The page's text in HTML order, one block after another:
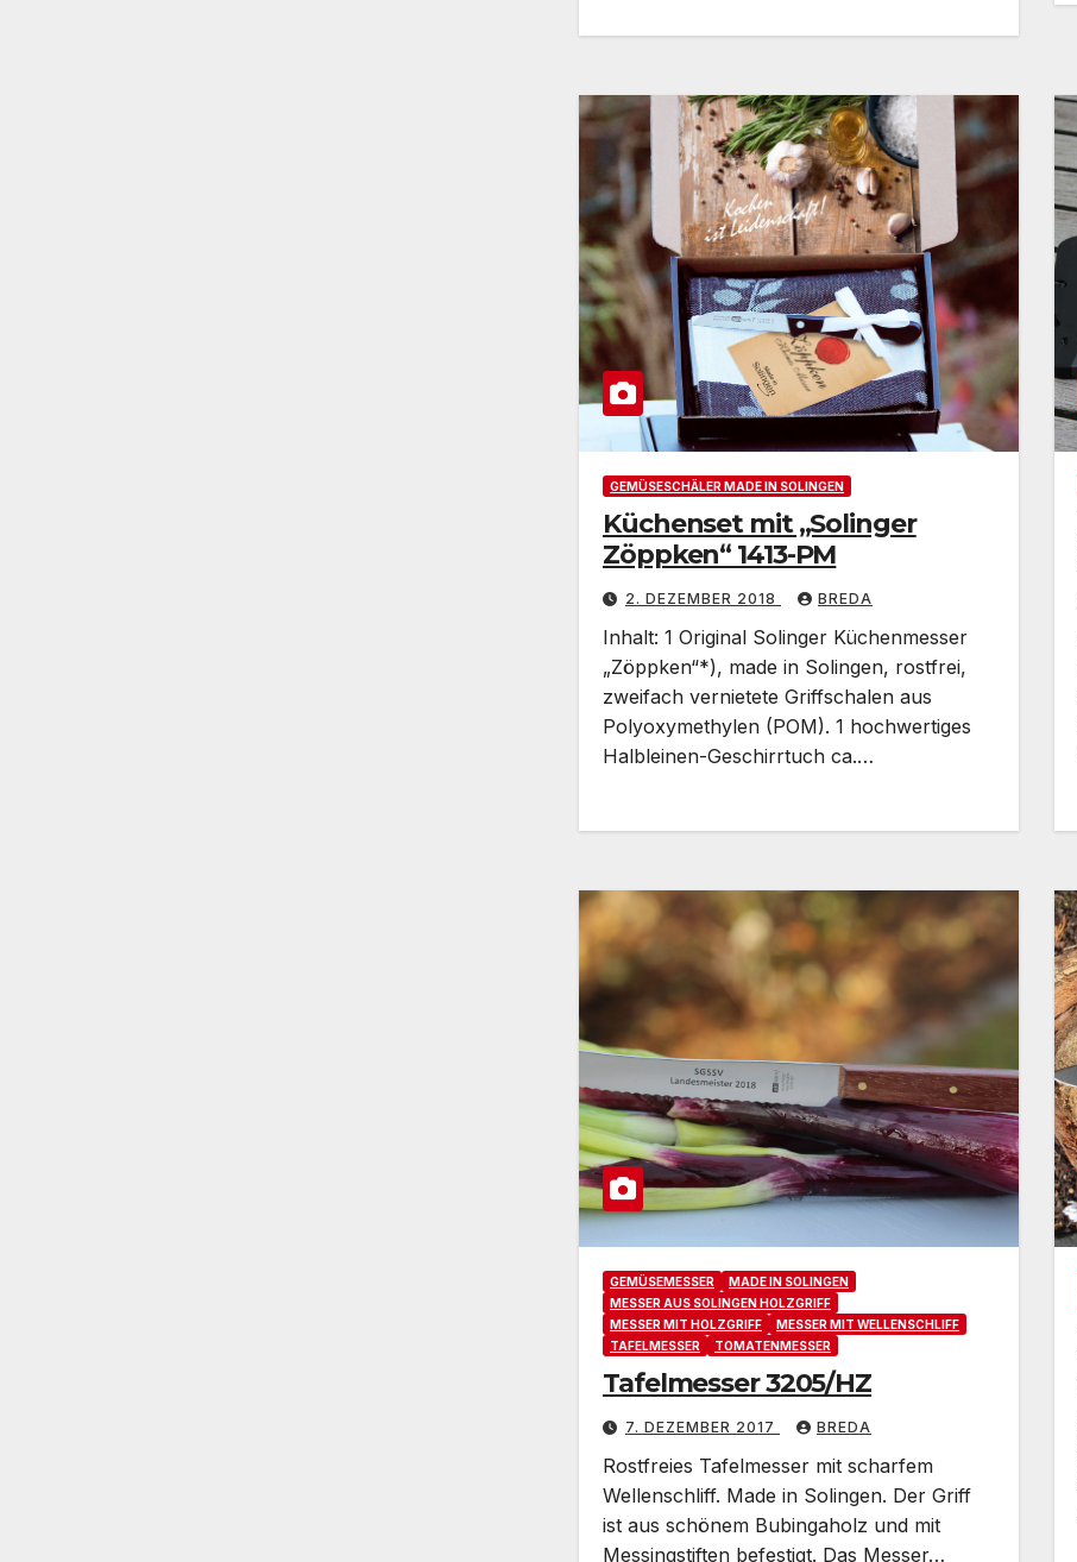
GEMÜSESCHÄLER MADE IN SOLINGEN
Küchenset mit „Solinger
Zöppken“ 1413-PM
2. DEZEMBER 2018 BREDA
Inhalt: 1 Original Solinger Küchenmesser
„Zöppken“*), made in Solingen, rostfrei,
zweifach vernietete Griffschalen aus
Polyoxymethylen (POM). 1 hochwertiges
Halbleinen-Geschirrtuch ca.…
GEMÜSEMESSER
MADE IN SOLINGEN
MESSER AUS SOLINGEN HOLZGRIFF
MESSER MIT HOLZGRIFF
MESSER MIT WELLENSCHLIFF
TAFELMESSER
TOMATENMESSER
Tafelmesser 3205/HZ
7. DEZEMBER 2017 BREDA
Rostfreies Tafelmesser mit scharfem
Wellenschliff. Made in Solingen. Der Griff
ist aus schönem Bubingaholz und mit
Messingstiften befestigt. Das Messer…